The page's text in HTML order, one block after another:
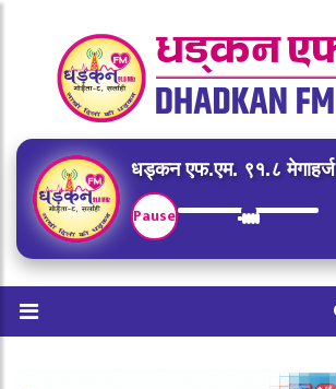
धड्कन एफ.एम. ९१.८ मेगाहर्ज
Pause